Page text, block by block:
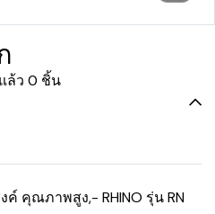
ล้ว 0 ชิ้น
ค์ คุณภาพสูง,- RHINO รุ่น RN